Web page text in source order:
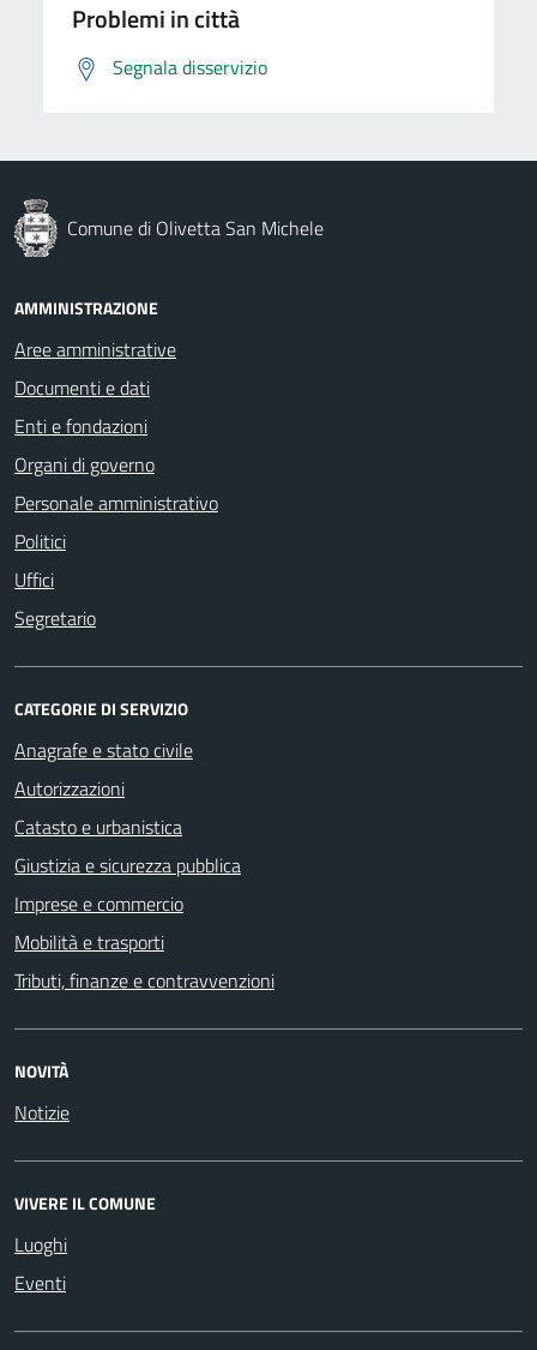
Problemi in città
Segnala disservizio
Comune di Olivetta San Michele
AMMINISTRAZIONE
Aree amministrative
Documenti e dati
Enti e fondazioni
Organi di governo
Personale amministrativo
Politici
Uffici
Segretario
CATEGORIE DI SERVIZIO
Anagrafe e stato civile
Autorizzazioni
Catasto e urbanistica
Giustizia e sicurezza pubblica
Imprese e commercio
Mobilità e trasporti
Tributi, finanze e contravvenzioni
NOVITÀ
Notizie
VIVERE IL COMUNE
Luoghi
Eventi